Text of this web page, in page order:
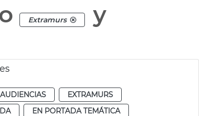
Extramurs
y
EXTRAMURS
EN PORTADA TEMÁTICA